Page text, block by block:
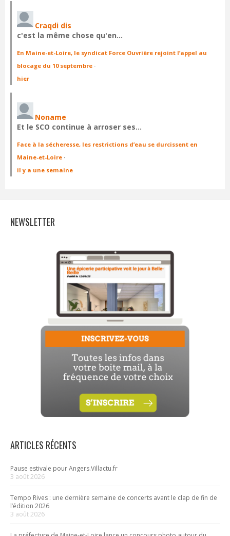
Craqdi dis
c'est la même chose qu'en…
En Maine-et-Loire, le syndicat Force Ouvrière rejoint l’appel au
blocage du 10 septembre ·
hier
Noname
Et le SCO continue à arroser ses…
Face à la sécheresse, les restrictions d’eau se durcissent en
Maine-et-Loire ·
il y a une semaine
NEWSLETTER
ARTICLES RÉCENTS
Pause estivale pour Angers.Villactu.fr
3 août 2026
Tempo Rives : une dernière semaine de concerts avant le clap de fin de
l’édition 2026
3 août 2026